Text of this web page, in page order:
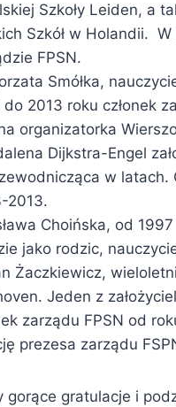
Szkoły Leiden, a
Szkół w Holandii.
FPSN.
Smółka,
do 2013 roku członek
organizatorka
Dijkstra-Engel
w latach.
2013.
Choińska, od
jako rodzic,
Żaczkiewicz,
Jeden z
zarządu FPSN od
prezesa zarządu
gorące gratulacje i